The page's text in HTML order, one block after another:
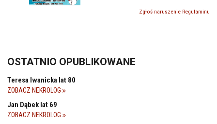
Zgłoś naruszenie Regulaminu
OSTATNIO OPUBLIKOWANE
Teresa Iwanicka lat 80
ZOBACZ NEKROLOG
Jan Dąbek lat 69
ZOBACZ NEKROLOG